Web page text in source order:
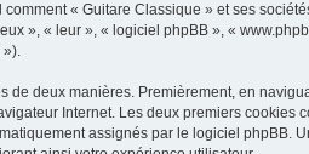
« Guitare Classique » et ses
», « leur », « logiciel phpBB », «
»).
de deux manières. Premièrement, en
Internet. Les deux premiers
assignés par le logiciel phpBB.